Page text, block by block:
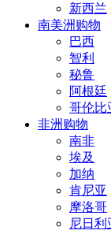
新西兰
南美洲购物
巴西
智利
秘鲁
阿根廷
哥伦比
非洲购物
南非
埃及
加纳
肯尼亚
摩洛哥
尼日利